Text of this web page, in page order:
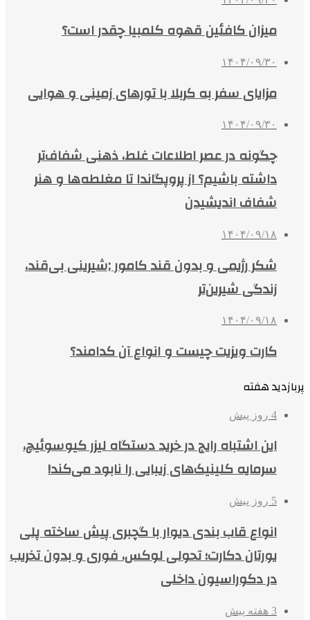
میزان کافئین قهوه کلمبیا چقدر است؟
۱۴۰۴/۰۹/۳۰
مزایای سفر به کربلا با تورهای زمینی و هوایی
۱۴۰۴/۰۹/۳۰
چگونه در عصر اطلاعات غلط، ذهنی شفاف‌تر
داشته باشیم؟ از پروپگاندا تا مغلطه‌ها و هنر
شفاف اندیشیدن
۱۴۰۴/۰۹/۱۸
شکر رژیمی و بدون قند کامور ;شیرینی بی‌قند،
زندگی شیرین‌تر
۱۴۰۴/۰۹/۱۸
کارت ویزیت چیست و انواع آن کدامند؟
پربازدید هفته
4 روز پیش
این اشتباه رایج در خرید دستگاه لیزر کیوسوئیچ،
سرمایه کلینیک‌های زیبایی را نابود می‌کند!
5 روز پیش
انواع قاب بندی دیوار با گچبری پیش ساخته پلی
یورتان دکارت؛ تحولی لوکس، فوری و بدون تخریب
در دکوراسیون داخلی
3 هفته پیش